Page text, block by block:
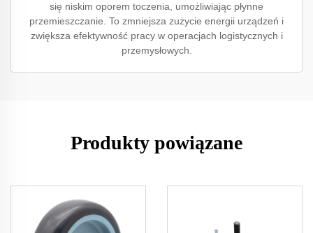
się niskim oporem toczenia, umożliwiając płynne
przemieszczanie. To zmniejsza zużycie energii urządzeń i
zwiększa efektywność pracy w operacjach logistycznych i
przemysłowych.
Produkty powiązane